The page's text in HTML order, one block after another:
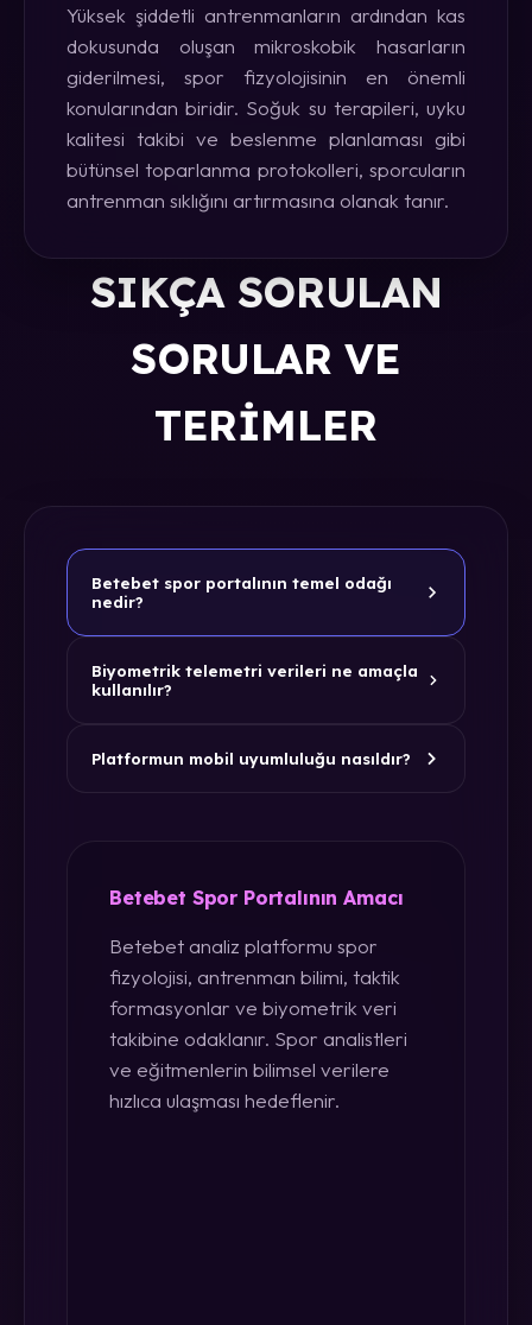
Yüksek şiddetli antrenmanların ardından kas
dokusunda oluşan mikroskobik hasarların
giderilmesi, spor fizyolojisinin en önemli
konularından biridir. Soğuk su terapileri, uyku
kalitesi takibi ve beslenme planlaması gibi
bütünsel toparlanma protokolleri, sporcuların
antrenman sıklığını artırmasına olanak tanır.
SIKÇA SORULAN
SORULAR VE
TERIMLER
Betebet spor portalının temel odağı
nedir?
Biyometrik telemetri verileri ne amaçla
kullanılır?
Platformun mobil uyumluluğu nasıldır?
Betebet Spor Portalının Amacı
Betebet analiz platformu spor
fizyolojisi, antrenman bilimi, taktik
formasyonlar ve biyometrik veri
takibine odaklanır. Spor analistleri
ve eğitmenlerin bilimsel verilere
hızlıca ulaşması hedeflenir.